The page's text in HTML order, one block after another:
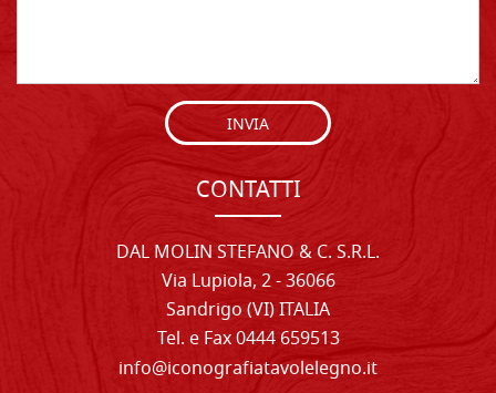
INVIA
CONTATTI
DAL MOLIN STEFANO & C. S.R.L.
Via Lupiola, 2 - 36066
Sandrigo (VI) ITALIA
Tel. e Fax 0444 659513
info@iconografiatavolelegno.it